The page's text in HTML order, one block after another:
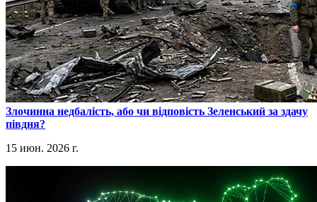
​Злочинна недбалість, або чи відповість Зеленський за здачу
півдня?
15 июн. 2026 г.